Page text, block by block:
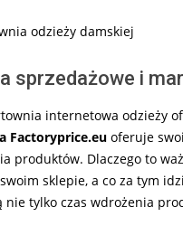
odzieży damskiej
sprzedażowe i
internetowa odzieży
Factoryprice.eu oferuje
produktów. Dlaczego to
sklepie, a co za tym
tylko czas wdrożenia